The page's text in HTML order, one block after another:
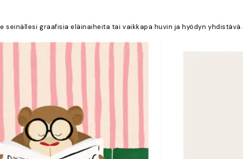
graafisia eläinaiheita tai vaikkapa huvin ja hyödyn